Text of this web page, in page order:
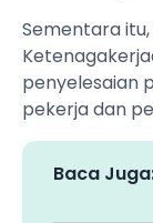
Sementara
penyelesaian
pekerja dan
Baca